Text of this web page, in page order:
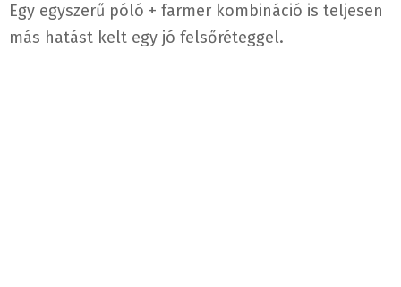
Egy egyszerű póló + farmer kombináció is teljesen
más hatást kelt egy jó felsőréteggel.